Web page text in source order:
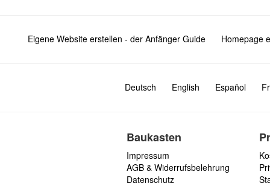
Eigene Website erstellen - der Anfänger Guide Homepage
Deutsch English Español
Baukasten
Impressum
AGB & Widerrufsbelehrung
Datenschutz